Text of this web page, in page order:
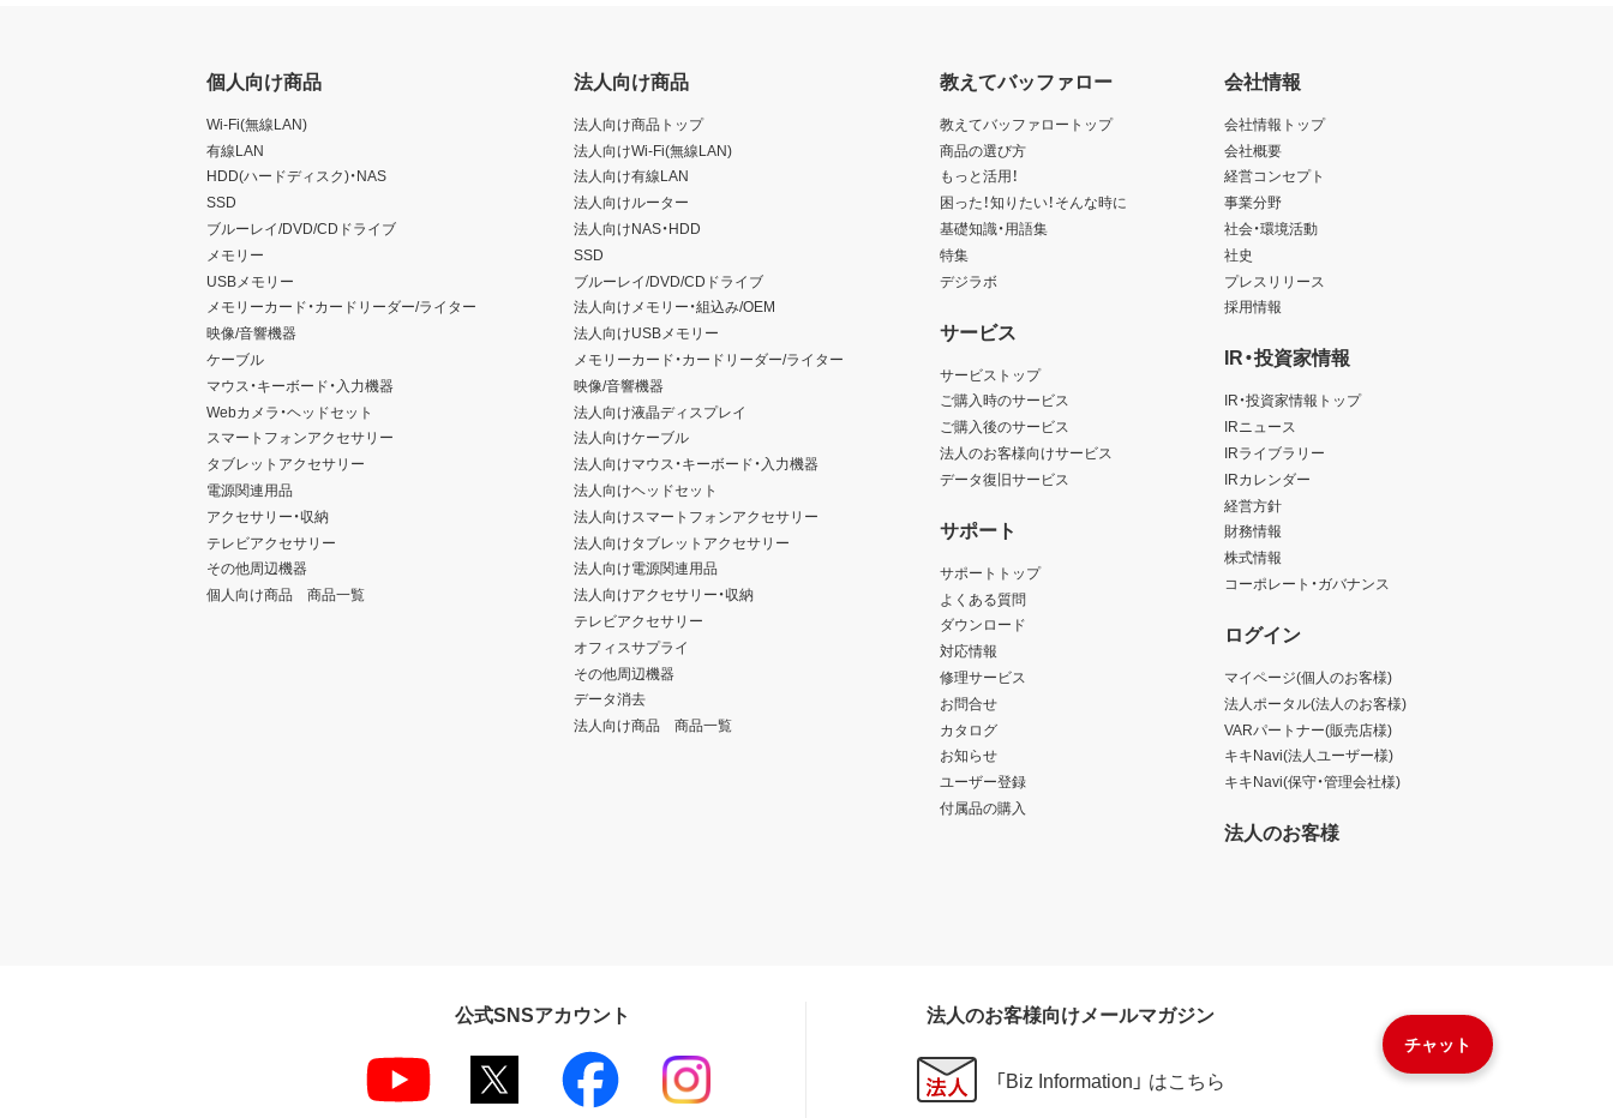
チャット
個人向け商品
Wi-Fi(無線LAN)
有線LAN
HDD(ハードディスク)・NAS
SSD
ブルーレイ/DVD/CDドライブ
メモリー
USBメモリー
メモリーカード・カードリーダー/ライター
映像/音響機器
ケーブル
マウス・キーボード・入力機器
Webカメラ・ヘッドセット
スマートフォンアクセサリー
タブレットアクセサリー
電源関連用品
アクセサリー・収納
テレビアクセサリー
その他周辺機器
個人向け商品 商品一覧
法人向け商品
法人向け商品トップ
法人向けWi-Fi(無線LAN)
法人向け有線LAN
法人向けルーター
法人向けNAS・HDD
SSD
ブルーレイ/DVD/CDドライブ
法人向けメモリー・組込み/OEM
法人向けUSBメモリー
メモリーカード・カードリーダー/ライター
映像/音響機器
法人向け液晶ディスプレイ
法人向けケーブル
法人向けマウス・キーボード・入力機器
法人向けヘッドセット
法人向けスマートフォンアクセサリー
法人向けタブレットアクセサリー
法人向け電源関連用品
法人向けアクセサリー・収納
テレビアクセサリー
オフィスサプライ
その他周辺機器
データ消去
法人向け商品 商品一覧
教えてバッファロー
教えてバッファロートップ
商品の選び方
もっと活用！
困った！知りたい！そんな時に
基礎知識・用語集
特集
デジラボ
サービス
サービストップ
ご購入時のサービス
ご購入後のサービス
法人のお客様向けサービス
データ復旧サービス
サポート
サポートトップ
よくある質問
ダウンロード
対応情報
修理サービス
お問合せ
カタログ
お知らせ
ユーザー登録
付属品の購入
会社情報
会社情報トップ
会社概要
経営コンセプト
事業分野
社会・環境活動
社史
プレスリリース
採用情報
IR・投資家情報
IR・投資家情報トップ
IRニュース
IRライブラリー
IRカレンダー
経営方針
財務情報
株式情報
コーポレート・ガバナンス
ログイン
マイページ(個人のお客様)
法人ポータル(法人のお客様)
VARパートナー(販売店様)
キキNavi(法人ユーザー様)
キキNavi(保守・管理会社様)
法人のお客様
公式SNSアカウント 法人のお客様向けメールマガジン
「Biz Information」 はこちら